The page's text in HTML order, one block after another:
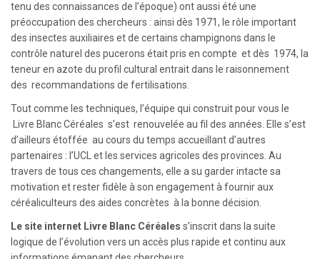
tenu des connaissances de l’époque) ont aussi été une
préoccupation des chercheurs : ainsi dès 1971, le rôle important
des insectes auxiliaires et de certains champignons dans le
contrôle naturel des pucerons était pris en compte et dès 1974, la
teneur en azote du profil cultural entrait dans le raisonnement
des recommandations de fertilisations.
Tout comme les techniques, l’équipe qui construit pour vous le
Livre Blanc Céréales s’est renouvelée au fil des années. Elle s’est
d’ailleurs étoffée au cours du temps accueillant d’autres
partenaires : l’UCL et les services agricoles des provinces. Au
travers de tous ces changements, elle a su garder intacte sa
motivation et rester fidèle à son engagement à fournir aux
céréaliculteurs des aides concrètes à la bonne décision.
Le site internet Livre Blanc Céréales s’inscrit dans la suite
logique de l’évolution vers un accès plus rapide et continu aux